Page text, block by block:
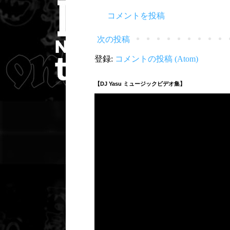
コメントを投稿
次の投稿
登録: コメントの投稿 (Atom)
【DJ Yasu ミュージックビデオ集】